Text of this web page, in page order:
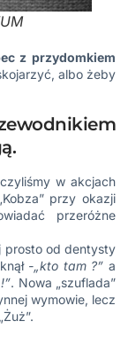
z przydomkiem
albo żeby
w akcjach
przy okazji
przeróżne
prosto od dentysty
-„kto tam ?” a
. Nowa „szuflada”
wymowie, lecz